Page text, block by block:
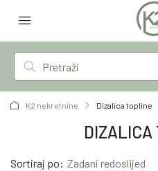
K2 nekretnine Dizalica topline
DIZALICA
Sortiraj po: Zadani redoslijed